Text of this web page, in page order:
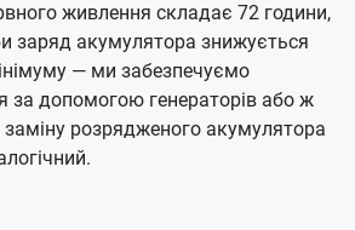
живлення складає 72 години,
заряд акумулятора знижується
— ми забезпечуємо
за допомогою генераторів або ж
розрядженого акумулятора